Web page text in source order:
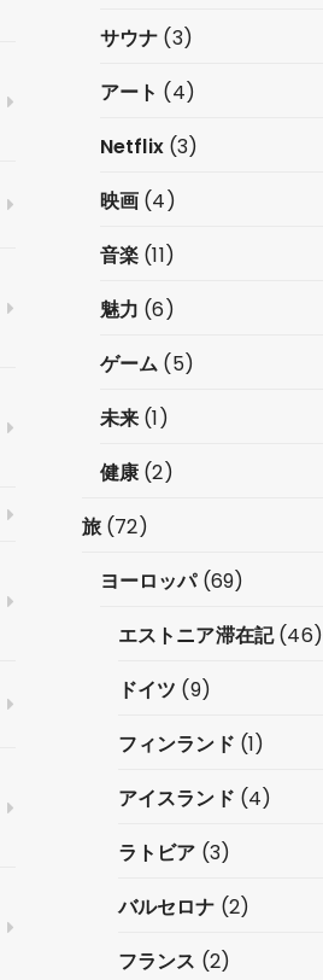
サウナ (3)
アート (4)
Netflix(3)
映画 (4)
音楽 (11)
魅力 (6)
ゲーム (5)
未来 (1)
健康 (2)
旅(72)
ヨーロッパ(69)
エストニア滞在記(46)
ドイツ (9)
フィンランド (1)
アイスランド (4)
ラトビア (3)
バルセロナ (2)
フランス (2)